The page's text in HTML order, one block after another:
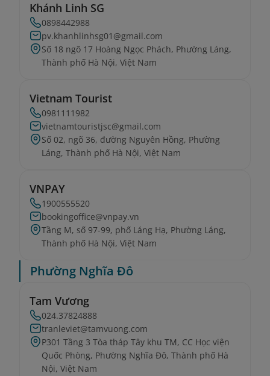
Khánh Linh SG
0898442988
pv.khanhlinhsg01@gmail.com
Số 18 ngõ 17 Hoàng Ngọc Phách, Phường Láng,
Thành phố Hà Nội, Việt Nam
Vietnam Tourist
0981111982
vietnamtouristjsc@gmail.com
Số 02, ngõ 36, đường Nguyên Hồng, Phường
Láng, Thành phố Hà Nội, Việt Nam
VNPAY
1900555520
bookingoffice@vnpay.vn
Tầng M, số 97-99, phố Láng Hạ, Phường Láng,
Thành phố Hà Nội, Việt Nam
Phường Nghĩa Đô
Tam Vương
024.37824888
tranleviet@tamvuong.com
P301 Tầng 3 Tòa tháp Tây khu TM, CC Học viện
Quốc Phòng, Phường Nghĩa Đô, Thành phố Hà
Nội, Việt Nam